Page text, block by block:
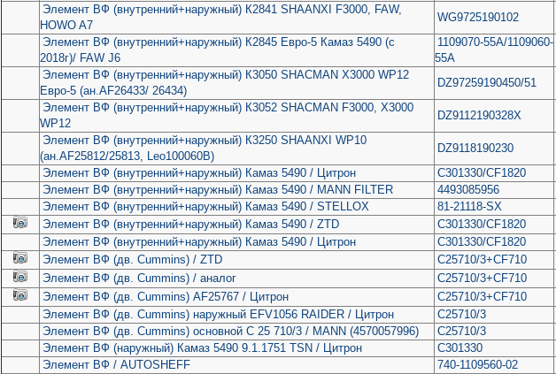
Элемент ВФ (внутренний+наружный) К2841 SHAANXI F3000, FAW,
HOWO A7
WG9725190102
Элемент ВФ (внутренний+наружный) К2845 Евро-5 Камаз 5490 (c
2018г)/ FAW J6
1109070-55А/1109060-
55А
Элемент ВФ (внутренний+наружный) К3050 SHACMAN X3000 WP12
Евро-5 (ан.AF26433/ 26434)
DZ97259190450/51
Элемент ВФ (внутренний+наружный) К3052 SHACMAN F3000, X3000
WP12
DZ9112190328X
Элемент ВФ (внутренний+наружный) К3250 SHAANXI WP10
(ан.AF25812/25813, Leo100060B)
DZ9118190230
Элемент ВФ (внутренний+наружный) Камаз 5490 / Цитрон
C301330/CF1820
Элемент ВФ (внутренний+наружный) Камаз 5490 / MANN FILTER
4493085956
Элемент ВФ (внутренний+наружный) Камаз 5490 / STELLOX
81-21118-SX
Элемент ВФ (внутренний+наружный) Камаз 5490 / ZTD
C301330/CF1820
Элемент ВФ (внутренний+наружный) Камаз 5490 / Цитрон
C301330/CF1820
Элемент ВФ (дв. Cummins) / ZTD
C25710/3+CF710
Элемент ВФ (дв. Cummins) / аналог
C25710/3+CF710
Элемент ВФ (дв. Cummins) AF25767 / Цитрон
C25710/3+CF710
Элемент ВФ (дв. Cummins) наружный EFV1056 RAIDER / Цитрон
C25710/3
Элемент ВФ (дв. Cummins) основной С 25 710/3 / MANN (4570057996)
C25710/3
Элемент ВФ (наружный) Камаз 5490 9.1.1751 TSN / Цитрон
C301330
Элемент ВФ / AUTOSHEFF
740-1109560-02